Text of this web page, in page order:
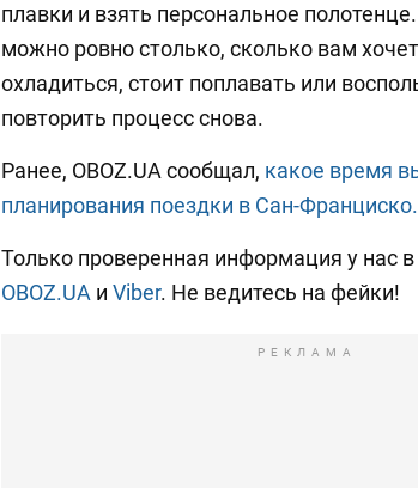
плавки и взять персональное
можно ровно столько, сколько вам
охладиться, стоит поплавать или
повторить процесс снова.
Ранее, OBOZ.UA сообщал, какое время
планирования поездки в Сан-Франциско.
Только проверенная информация у нас в
OBOZ.UA и Viber. Не ведитесь на фейки!
РЕКЛАМА